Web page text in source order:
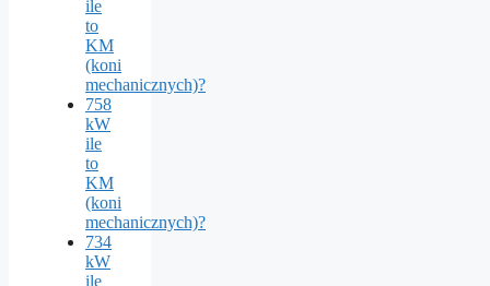
ile
to
KM
(koni
mechanicznych)?
758
kW
ile
to
KM
(koni
mechanicznych)?
734
kW
ile